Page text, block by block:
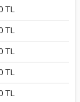
TL
TL
TL
TL
TL